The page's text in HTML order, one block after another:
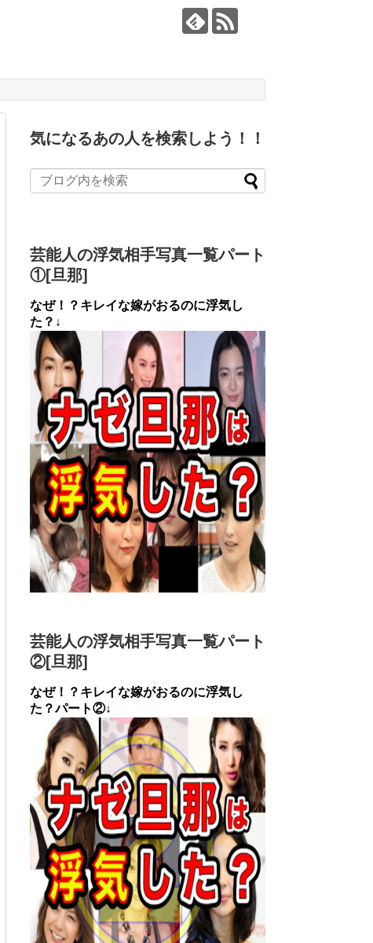
気になるあの人を検索しよう！！
芸能人の浮気相手写真一覧パート
①[旦那]
なぜ！？キレイな嫁がおるのに浮気し
た？↓
芸能人の浮気相手写真一覧パート
②[旦那]
なぜ！？キレイな嫁がおるのに浮気し
た？パート②↓